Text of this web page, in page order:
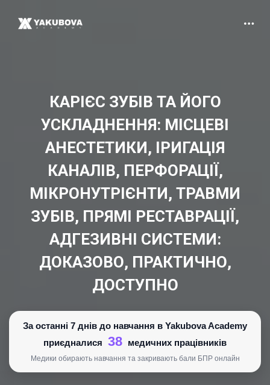
КАРІЄС ЗУБІВ ТА ЙОГО
УСКЛАДНЕННЯ: МІСЦЕВІ
АНЕСТЕТИКИ, ІРИГАЦІЯ
КАНАЛІВ, ПЕРФОРАЦІЇ,
МІКРОНУТРІЄНТИ, ТРАВМИ
ЗУБІВ, ПРЯМІ РЕСТАВРАЦІЇ,
АДГЕЗИВНІ СИСТЕМИ:
ДОКАЗОВО, ПРАКТИЧНО,
ДОСТУПНО
За останні 7 днів до навчання в Yakubova Academy
приєдналися 38 медичних працівників
Медики обирають навчання та закривають бали БПР онлайн